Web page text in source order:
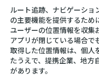
ルート追跡、ナビゲーショ
の主要機能を提供するため
ユーザーの位置情報を収集
アプリが閉じている場合で
取得した位置情報は、個人
たうえで、提携企業、地方
があります。